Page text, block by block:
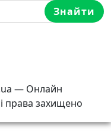
Знайти
— Онлайн
права захищено